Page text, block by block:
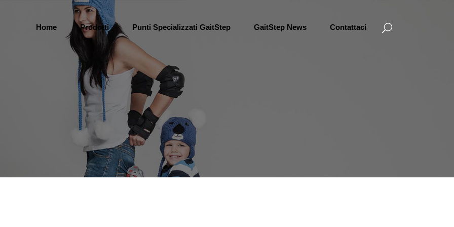
Home Prodotti Punti Specializzati GaitStep GaitStep News Contattaci